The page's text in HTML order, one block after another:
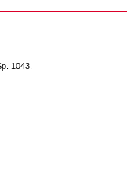
1043.